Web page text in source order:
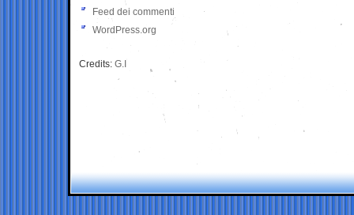
Feed dei commenti
WordPress.org
Credits: G.I